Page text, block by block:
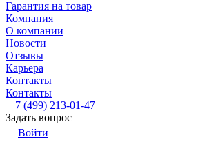
Гарантия на товар
Компания
О компании
Новости
Отзывы
Карьера
Контакты
Контакты
+7 (499) 213-01-47
Задать вопрос
Войти